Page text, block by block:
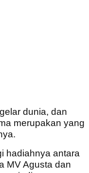
dunia, dan
merupakan yang
hadiahnya antara
MV Agusta dan